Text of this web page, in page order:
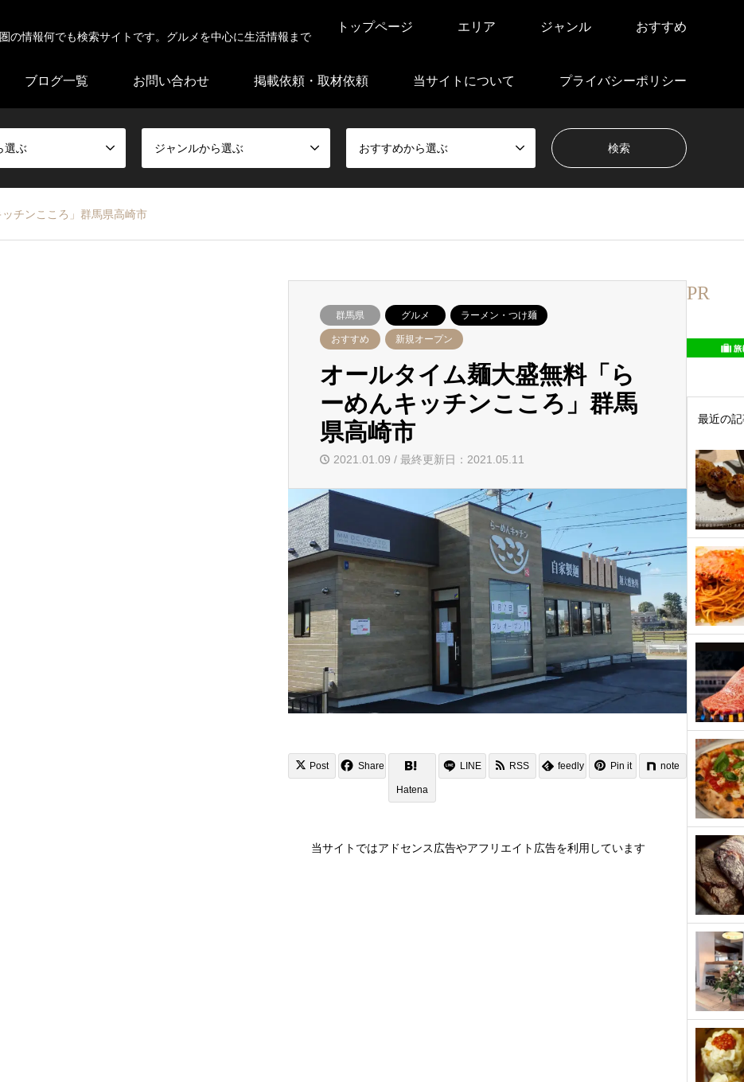
の情報何でも検索サイトです。グルメを中心に生活情報まで
トップページ エリア ジャンル おすすめ
ブログ一覧 お問い合わせ 掲載依頼・取材依頼 当サイトについて プライバシーポリシー
選ぶ ジャンルから選ぶ おすすめから選ぶ
チンこころ」群馬県高崎市
群馬県 グルメ ラーメン・つけ麺
おすすめ 新規オープン
オールタイム麺大盛無料「ら
ーめんキッチンこころ」群馬
県高崎市
2021.01.09 / 最終更新日：2021.05.11
Post Share
Hatena
LINE RSS feedly Pin it note
当サイトではアドセンス広告やアフリエイト広告を利用しています
PR
最近の